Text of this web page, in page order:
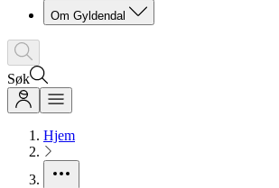
Om Gyldendal
Søk
Hjem